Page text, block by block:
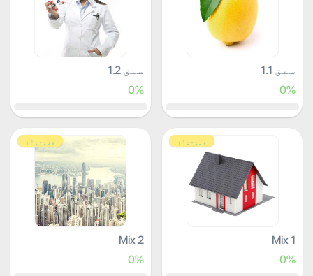
سبق 1.1
0%
سبق 1.2
0%
پرِیمیئم
Mix 1
0%
پرِیمیئم
Mix 2
0%